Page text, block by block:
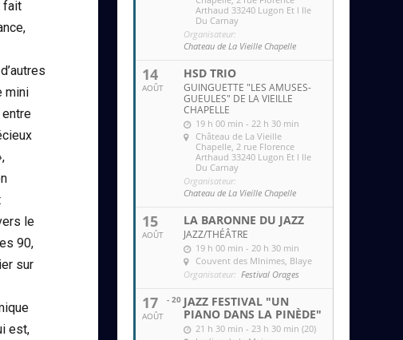
fait
mini
le
90,
sur
est,
Arthaud 33240 Lugon Et l Ile
Du Carnay
Organisateur:
Chateau de La Vieille Chapelle
14
AOÛT
HSD TRIO
GUINGUETTE "LES AMUSES-
GUEULES" DE LA VIEILLE
CHAPELLE
19 h 00 min - 22 h 30 min
Château de La Vieille
Chapelle , 2 rue Florence
Arthaud 33240 Lugon Et l Ile
Du Carnay
Organisateur:
Chateau de La Vieille Chapelle
15
AOÛT
LA BARONNE DU JAZZ
JAZZ/THÉÂTRE
19 h 00 min - 20 h 30 min
Couvent des MInimes , Blaye
Organisateur: Festival Orages
17
AOÛT
- 20 JAZZ FESTIVAL "UN
PIANO DANS LA PINÈDE"
21 h 30 min - 23 h 30 min (20)